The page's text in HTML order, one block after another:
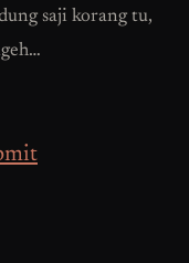
saji korang tu,